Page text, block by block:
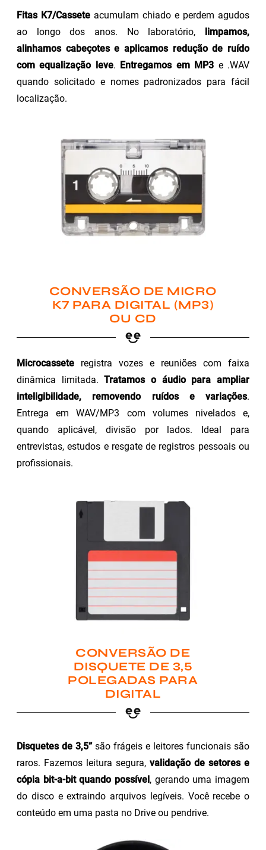
Fitas K7/Cassete acumulam chiado e perdem agudos
ao longo dos anos. No laboratório, limpamos,
alinhamos cabeçotes e aplicamos redução de ruído
com equalização leve. Entregamos em MP3 e .WAV
quando solicitado e nomes padronizados para fácil
localização.
CONVERSÃO DE MICRO
K7 PARA DIGITAL (MP3)
OU CD
Microcassete registra vozes e reuniões com faixa
dinâmica limitada.Tratamos o áudio para ampliar
inteligibilidade, removendo ruídos e variações.
Entrega em WAV/MP3 com volumes nivelados e,
quando aplicável, divisão por lados. Ideal para
entrevistas, estudos e resgate de registros pessoais ou
profissionais.
CONVERSÃO DE
DISQUETE DE 3,5
POLEGADAS PARA
DIGITAL
Disquetes de 3,5”são frágeis e leitores funcionais são
raros. Fazemos leitura segura, validação de setores e
cópia bit-a-bit quando possível, gerando uma imagem
do disco e extraindo arquivos legíveis. Você recebe o
conteúdo em uma pasta no Drive ou pendrive.